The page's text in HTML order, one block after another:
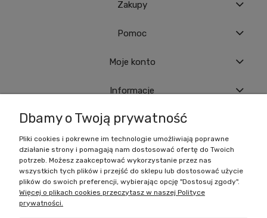
Zakupy
Pomoc
Moje konto
Informacje
Battlecult | ul. Benedykta Dybowskiego 45/7, 41-208 Sosnowiec, woj.
śląskie | Email:kontakt@battlecult.plTel.: 669966242 | NIP:
6443563610 REGON: 520502331
POKAŻ PEŁNĄ WERSJĘ STRONY
Dbamy o Twoją prywatność
Pliki cookies i pokrewne im technologie umożliwiają poprawne
działanie strony i pomagają nam dostosować ofertę do Twoich
potrzeb. Możesz zaakceptować wykorzystanie przez nas
wszystkich tych plików i przejść do sklepu lub dostosować użycie
plików do swoich preferencji, wybierając opcję "Dostosuj zgody".
Więcej o plikach cookies przeczytasz w naszej Polityce
prywatności.